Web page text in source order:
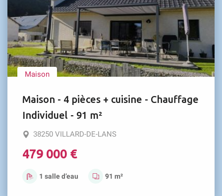
Maison
Maison - 4 pièces + cuisine - Chauffage
Individuel - 91 m²
38250 VILLARD-DE-LANS
479 000 €
1 salle d’eau 91 m²